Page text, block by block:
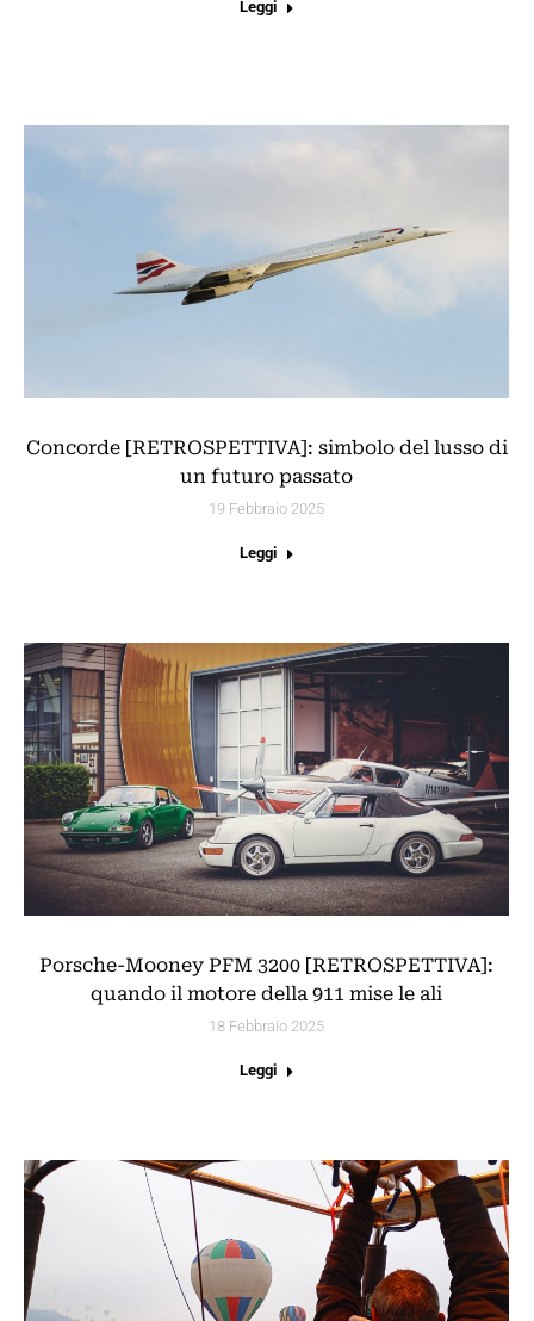
Leggi
Concorde [RETROSPETTIVA]: simbolo del lusso di
un futuro passato
19 Febbraio 2025
Leggi
Porsche-Mooney PFM 3200 [RETROSPETTIVA]:
quando il motore della 911 mise le ali
18 Febbraio 2025
Leggi